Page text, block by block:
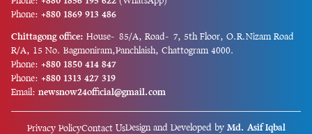
Phone: +880 1869 913 486
Chittagong office: House-85/A, Road-7, 5th Floor, O.R.Nizam Road
R/A, 15 No. Bagmoniram,Panchlaish, Chattogram 4000.
Phone: +880 1850 414 847
Phone: +880 1313 427 319
Email: newsnow24official@gmail.com
Privacy PolicyContact UsDesign and Developed by Md. Asif Iqbal